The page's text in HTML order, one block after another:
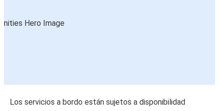
Los servicios a bordo están sujetos a disponibilidad